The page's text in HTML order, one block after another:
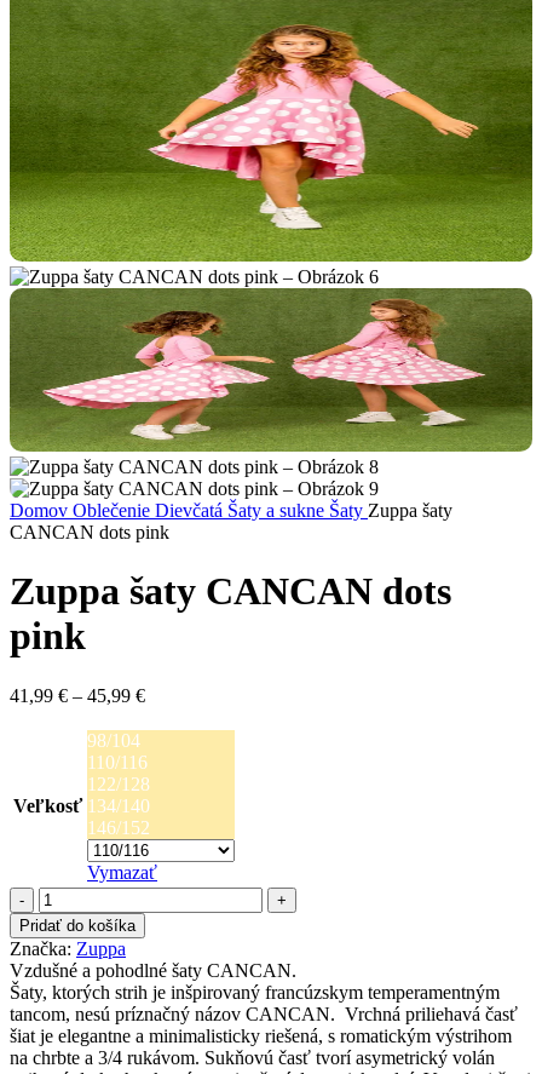
Domov Oblečenie Dievčatá Šaty a sukne Šaty Zuppa šaty
CANCAN dots pink
Zuppa šaty CANCAN dots
pink
41,99 € – 45,99 €Price
through
45,99 €
Veľkosť
98/104
110/116
122/128
134/140
146/152
Vymazať
množstvo
Zuppa
šaty
CANCAN
dots
pink
Pridať do košíka
Značka: Zuppa
Vzdušné a pohodlné šaty CANCAN.
Šaty, ktorých strih je inšpirovaný francúzskym temperamentným
tancom, nesú príznačný názov CANCAN. Vrchná priliehavá časť
šiat je elegantne a minimalisticky riešená, s romatickým výstrihom
na chrbte a 3/4 rukávom. Sukňovú časť tvorí asymetrický volán